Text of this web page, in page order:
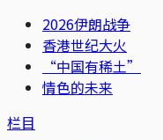
2026伊朗战争
香港世纪大火
“中国有稀土”
情色的未来
栏目